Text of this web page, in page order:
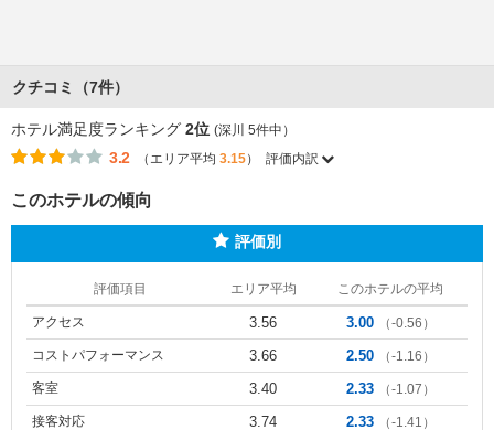
クチコミ（7件）
ホテル満足度ランキング 2位 (深川 5件中）
3.2 （エリア平均 3.15） 評価内訳
このホテルの傾向
評価別
評価項目 エリア平均 このホテルの平均
アクセス 3.56 3.00 （-0.56）
コストパフォーマンス 3.66 2.50 （-1.16）
客室 3.40 2.33 （-1.07）
接客対応 3.74 2.33 （-1.41）